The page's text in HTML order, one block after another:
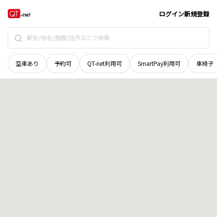
ログイン新規登録
空車あり 予約可 QT-net利用可 SmartPay利用可 車椅子
青森県